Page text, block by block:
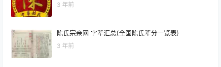
3 年前
陈氏宗亲网 字辈汇总(全国陈氏辈分一览表)
3 年前